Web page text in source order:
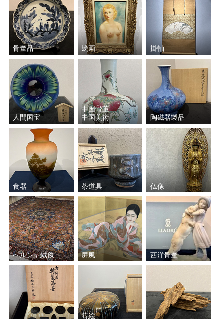
骨董品 絵画 掛軸
人間国宝
中国骨董
中国美術
陶磁器製品
食器 茶道具 仏像
ペルシャ絨毯 屏風 西洋骨董
蒔絵